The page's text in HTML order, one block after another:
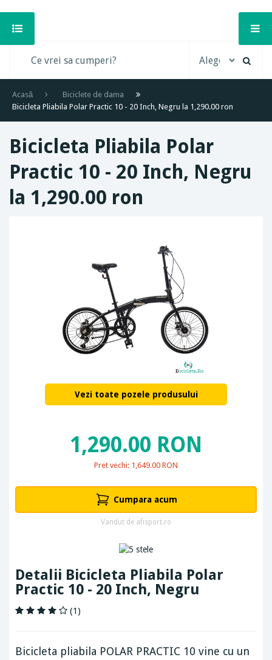
Acasă
Biciclete de dama
Bicicleta Pliabila Polar Practic 10 - 20 Inch, Negru la 1,290.00 ron
Bicicleta Pliabila Polar
Practic 10 - 20 Inch, Negru
la 1,290.00 ron
Vezi toate pozele produsului
1,290.00 RON
Pret vechi: 1,649.00 RON
Cumpara acum
Vandut de afisport.ro
Detalii Bicicleta Pliabila Polar
Practic 10 - 20 Inch, Negru
(1)
Bicicleta pliabila POLAR PRACTIC 10 vine cu un